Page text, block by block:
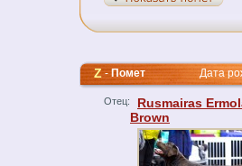
Z-ПометДата
Отец:
Rusmairas
Brown